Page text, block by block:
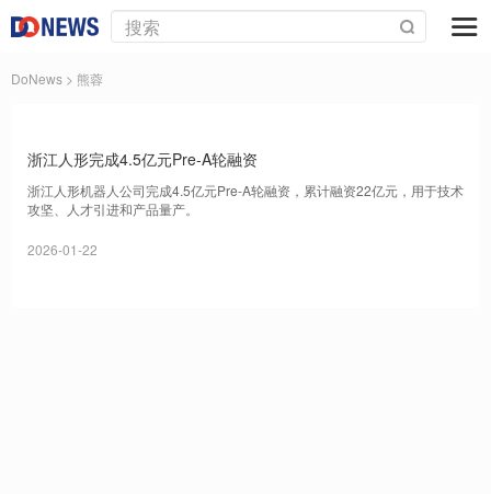
DoNews > 熊蓉
浙江人形完成4.5亿元Pre-A轮融资
浙江人形机器人公司完成4.5亿元Pre-A轮融资，累计融资22亿元，用于技术
攻坚、人才引进和产品量产。
2026-01-22